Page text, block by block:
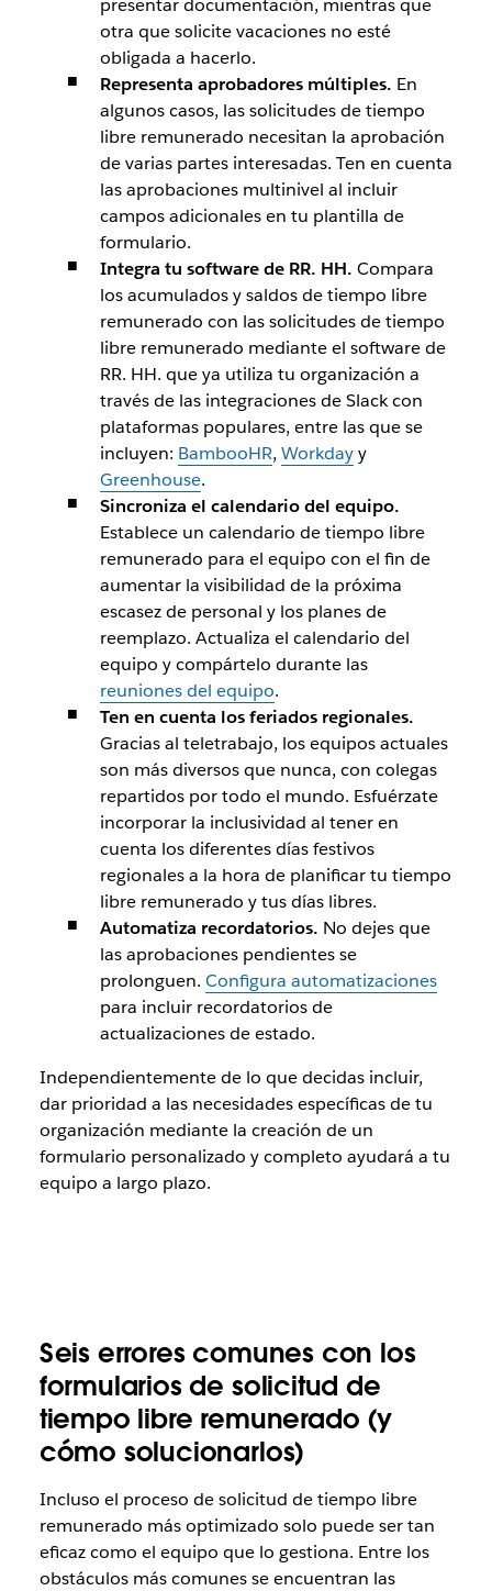
presentar documentación, mientras que
otra que solicite vacaciones no esté
obligada a hacerlo.
Representa aprobadores múltiples. En
algunos casos, las solicitudes de tiempo
libre remunerado necesitan la aprobación
de varias partes interesadas. Ten en cuenta
las aprobaciones multinivel al incluir
campos adicionales en tu plantilla de
formulario.
Integra tu software de RR. HH. Compara
los acumulados y saldos de tiempo libre
remunerado con las solicitudes de tiempo
libre remunerado mediante el software de
RR. HH. que ya utiliza tu organización a
través de las integraciones de Slack con
plataformas populares, entre las que se
incluyen: BambooHR, Workdayy
Greenhouse.
Sincroniza el calendario del equipo.
Establece un calendario de tiempo libre
remunerado para el equipo con el fin de
aumentar la visibilidad de la próxima
escasez de personal y los planes de
reemplazo. Actualiza el calendario del
equipo y compártelo durante las
reuniones del equipo.
Ten en cuenta los feriados regionales.
Gracias al teletrabajo, los equipos actuales
son más diversos que nunca, con colegas
repartidos por todo el mundo. Esfuérzate
incorporar la inclusividad al tener en
cuenta los diferentes días festivos
regionales a la hora de planificar tu tiempo
libre remunerado y tus días libres.
Automatiza recordatorios. No dejes que
las aprobaciones pendientes se
prolonguen. Configura automatizaciones
para incluir recordatorios de
actualizaciones de estado.
Independientemente de lo que decidas incluir,
dar prioridad a las necesidades específicas de tu
organización mediante la creación de un
formulario personalizado y completo ayudará a tu
equipo a largo plazo.
Seis errores comunes con los
formularios de solicitud de
tiempo libre remunerado (y
cómo solucionarlos)
Incluso el proceso de solicitud de tiempo libre
remunerado más optimizado solo puede ser tan
eficaz como el equipo que lo gestiona. Entre los
obstáculos más comunes se encuentran las